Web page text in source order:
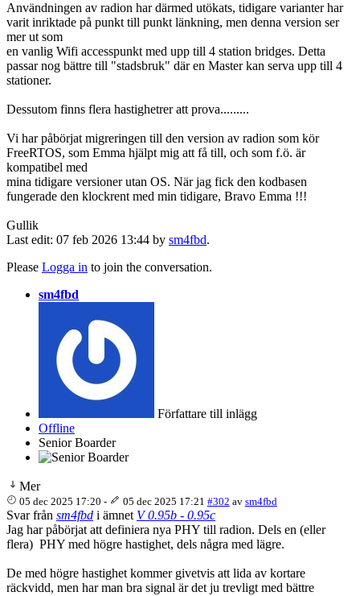
Användningen av radion har därmed utökats, tidigare varianter har
varit inriktade på punkt till punkt länkning, men denna version ser
mer ut som
en vanlig Wifi accesspunkt med upp till 4 station bridges. Detta
passar nog bättre till "stadsbruk" där en Master kan serva upp till 4
stationer.
Dessutom finns flera hastighetrer att prova.........
Vi har påbörjat migreringen till den version av radion som kör
FreeRTOS, som Emma hjälpt mig att få till, och som f.ö. är
kompatibel med
mina tidigare versioner utan OS. När jag fick den kodbasen
fungerade den klockrent med min tidigare, Bravo Emma !!!
Gullik
Last edit: 07 feb 2026 13:44 by sm4fbd.
Please Logga in to join the conversation.
sm4fbd
Författare till inlägg
Offline
Senior Boarder
Mer
05 dec 2025 17:20 - 05 dec 2025 17:21 #302 av sm4fbd
Svar från sm4fbd i ämnet V 0.95b - 0.95c
Jag har påbörjat att definiera nya PHY till radion. Dels en (eller
flera) PHY med högre hastighet, dels några med lägre.
De med högre hastighet kommer givetvis att lida av kortare
räckvidd, men har man bra signal är det ju trevligt med bättre